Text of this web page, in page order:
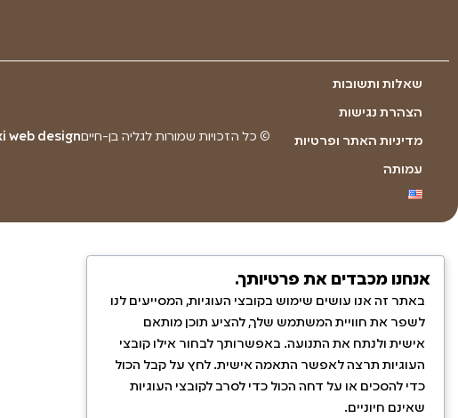
שאלות ותשובות
הצהרת נגישות
מדיניות האתר ופרטיות
עמותה
© כל הזכויות שמורות לגליה בן-חייםweb design​​
אנחנו מכבדים את פרטיותך.
באתר זה אנו עושים שימוש בקובצי העוגיות, המסייעים לנו
לשפר את חוויית המשתמש שלך, להציע תוכן מותאם
אישית ולנתח את התנועה. באפשרותך לבחור אילו קובצי
העוגיות תרצה לאפשר התאמה אישית. לחץ על קבל הכול
כדי להסכים או על דחה הכול כדי לסרב לקובצי העוגיות
שאינם חיוניים.